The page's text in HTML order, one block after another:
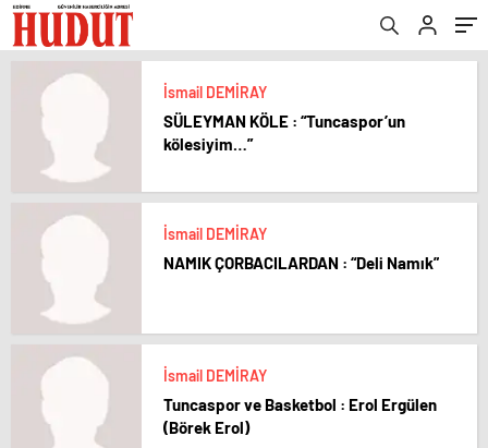
İsmail DEMİRAY
SÜLEYMAN KÖLE : “Tuncaspor’un
kölesiyim…”
İsmail DEMİRAY
NAMIK ÇORBACILARDAN : “Deli Namık”
İsmail DEMİRAY
Tuncaspor ve Basketbol : Erol Ergülen
(Börek Erol)